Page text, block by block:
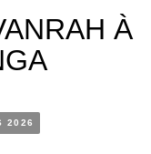
À
2026